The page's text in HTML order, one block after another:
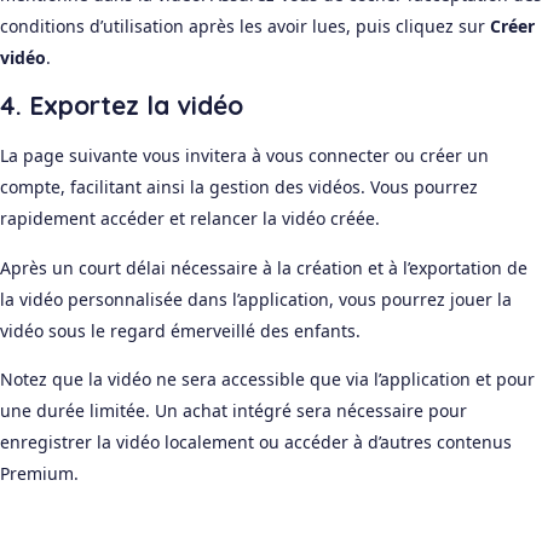
conditions d’utilisation après les avoir lues, puis cliquez sur Créer
vidéo.
4. Exportez la vidéo
La page suivante vous invitera à vous connecter ou créer un
compte, facilitant ainsi la gestion des vidéos. Vous pourrez
rapidement accéder et relancer la vidéo créée.
Après un court délai nécessaire à la création et à l’exportation de
la vidéo personnalisée dans l’application, vous pourrez jouer la
vidéo sous le regard émerveillé des enfants.
Notez que la vidéo ne sera accessible que via l’application et pour
une durée limitée. Un achat intégré sera nécessaire pour
enregistrer la vidéo localement ou accéder à d’autres contenus
Premium.